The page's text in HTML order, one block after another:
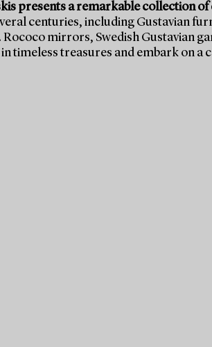
presents a remarkable collection of
centuries, including Gustavian
Rococo mirrors, Swedish Gustavian
timeless treasures and embark on